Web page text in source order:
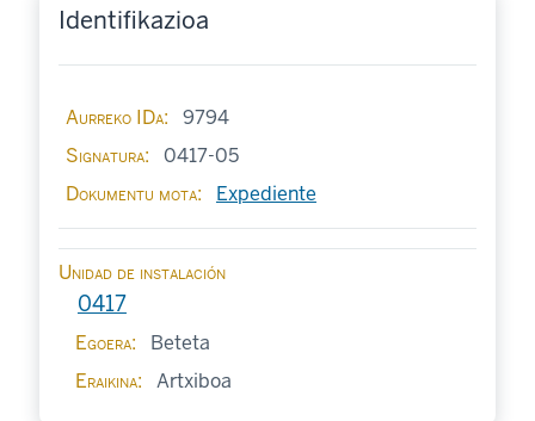
Identifikazioa
Aurreko IDa
9794
Signatura
0417-05
Dokumentu mota
Expediente
Unidad de instalación
0417
Egoera
Beteta
Eraikina
Artxiboa